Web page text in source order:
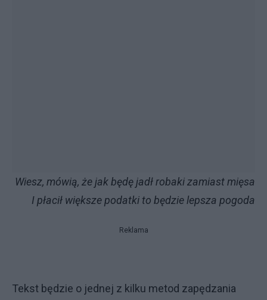
Wiesz, mówią, że jak będę jadł robaki zamiast mięsa
I płacił większe podatki to będzie lepsza pogoda
Reklama
Tekst będzie o jednej z kilku metod zapędzania